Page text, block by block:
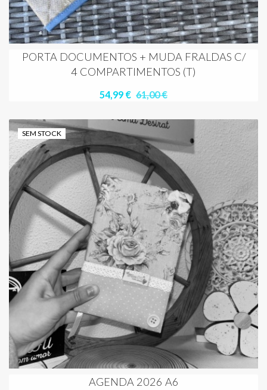
PORTA DOCUMENTOS + MUDA FRALDAS C/
4 COMPARTIMENTOS (T)
54,99 € 61,00 €
SEM STOCK
AGENDA 2026 A6